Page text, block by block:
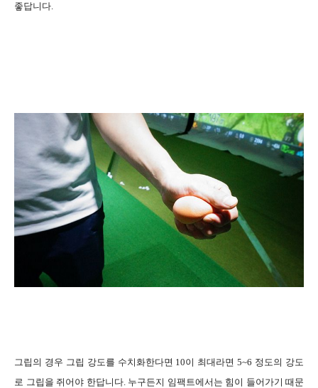
좋답니다.
그립의 경우 그립 강도를 수치화한다면 10이 최대라면 5~6 정도의 강도
로 그립을 쥐어야 한답니다. 누구든지 임팩트에서는 힘이 들어가기 때문